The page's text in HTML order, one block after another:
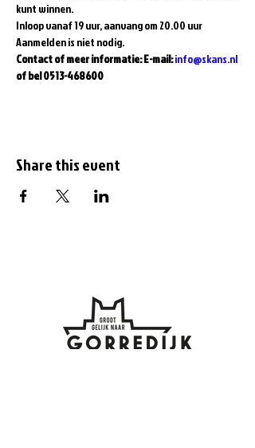
kunt winnen.
Inloop vanaf 19 uur, aanvang om 20.00 uur
Aanmelden is niet nodig.
Contact of meer informatie: E-mail: info@skans.nl
of bel 0513-468600
Share this event